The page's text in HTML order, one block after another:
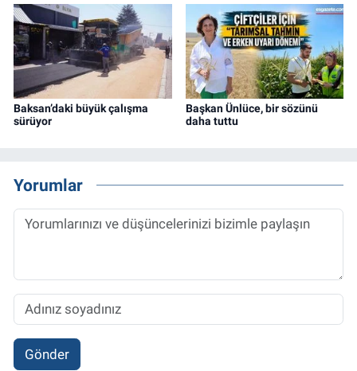
Baksan’daki büyük çalışma
sürüyor
Başkan Ünlüce, bir sözünü
daha tuttu
Yorumlar
Gönder